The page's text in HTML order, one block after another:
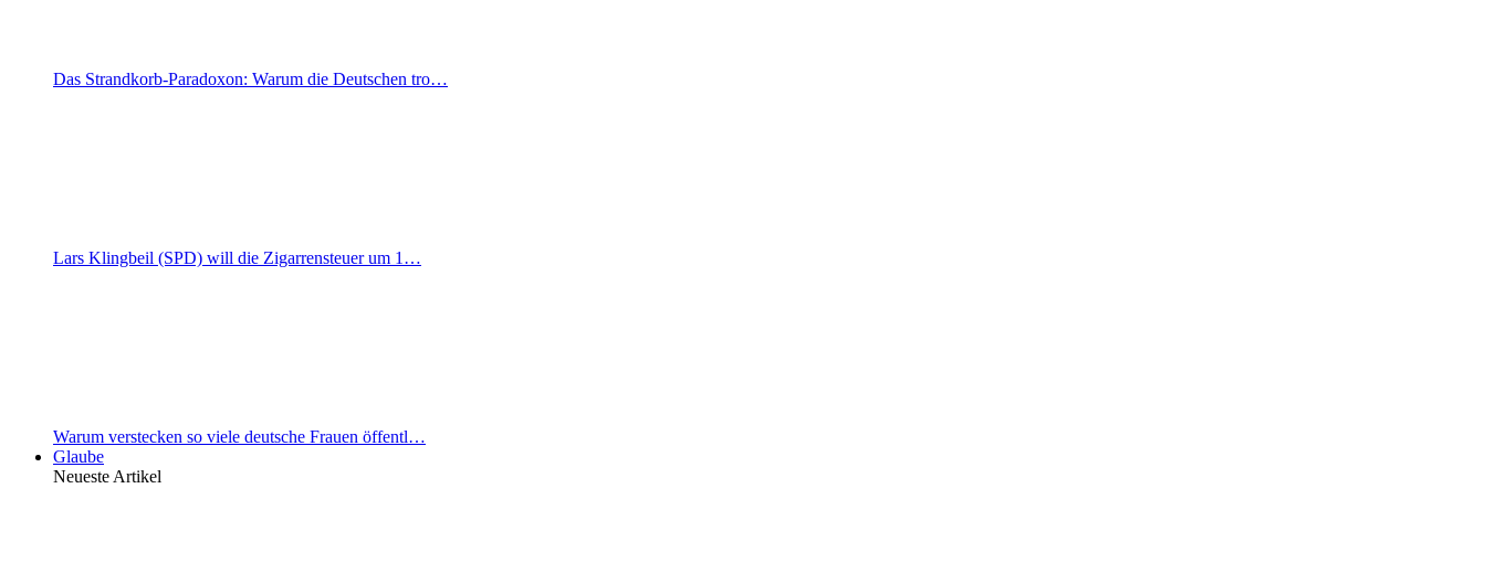
Das Strandkorb-Paradoxon: Warum die Deutschen tro…
Lars Klingbeil (SPD) will die Zigarrensteuer um 1…
Warum verstecken so viele deutsche Frauen öffentl…
Glaube
Neueste Artikel